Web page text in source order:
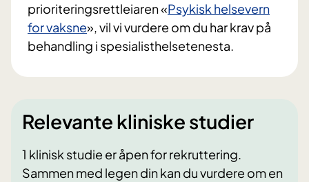
prioriteringsrettleiaren «Psykisk helsevern
for vaksne», vil vi vurdere om du har krav på
behandling i spesialisthelsetenesta.
Relevante kliniske studier
1 klinisk studie er åpen for rekruttering.
Sammen med legen din kan du vurdere om en